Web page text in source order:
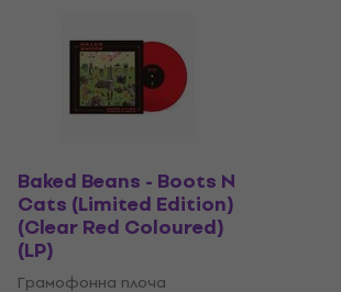
Baked Beans - Boots N
Cats (Limited Edition)
(Clear Red Coloured)
(LP)
Грамофонна плоча